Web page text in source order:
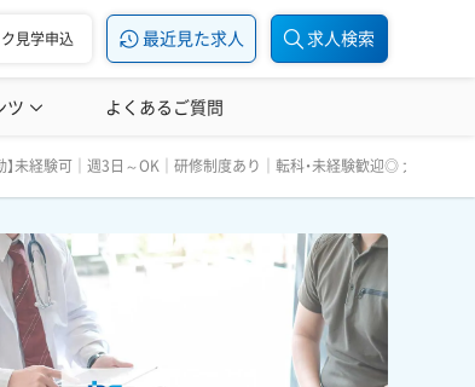
見学申込 最近見た求人 求人検索
ツ転職お役立ち記事 美容医療辞典
よくあるご質問
未経験可｜週3日～OK｜研修制度あり｜転科・未経験歓迎◎ 大手クリ
クリニック運営の人気求人☆｜東京・新宿